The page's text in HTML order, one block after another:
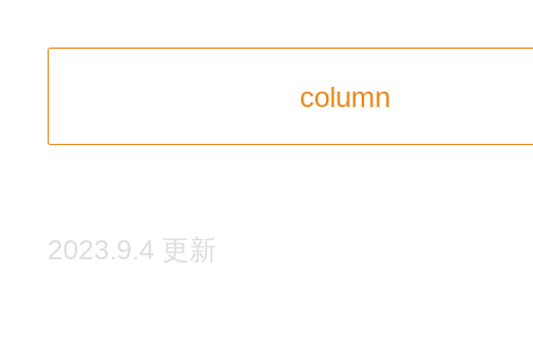
column
2023.9.4 更新